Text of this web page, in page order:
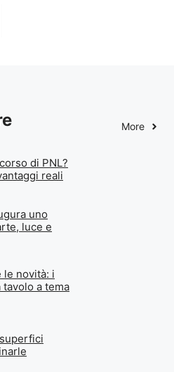
More
di PNL?
reali
uno
luce e
le novità: i
a tema